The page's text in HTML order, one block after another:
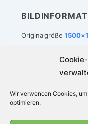
Wir verwenden Cookies,
optimieren.
Originalgröße
Menü
Copyright © 2026